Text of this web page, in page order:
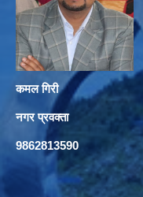
कमल गिरी
नगर प्रवक्ता
9862813590